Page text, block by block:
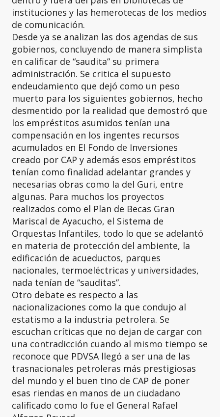
instituciones y las hemerotecas de los medios
de comunicación.
Desde ya se analizan las dos agendas de sus
gobiernos, concluyendo de manera simplista
en calificar de “saudita” su primera
administración. Se critica el supuesto
endeudamiento que dejó como un peso
muerto para los siguientes gobiernos, hecho
desmentido por la realidad que demostró que
los empréstitos asumidos tenían una
compensación en los ingentes recursos
acumulados en El Fondo de Inversiones
creado por CAP y además esos empréstitos
tenían como finalidad adelantar grandes y
necesarias obras como la del Guri, entre
algunas. Para muchos los proyectos
realizados como el Plan de Becas Gran
Mariscal de Ayacucho, el Sistema de
Orquestas Infantiles, todo lo que se adelantó
en materia de protección del ambiente, la
edificación de acueductos, parques
nacionales, termoeléctricas y universidades,
nada tenían de “sauditas”.
Otro debate es respecto a las
nacionalizaciones como la que condujo al
estatismo a la industria petrolera. Se
escuchan críticas que no dejan de cargar con
una contradicción cuando al mismo tiempo se
reconoce que PDVSA llegó a ser una de las
trasnacionales petroleras más prestigiosas
del mundo y el buen tino de CAP de poner
esas riendas en manos de un ciudadano
calificado como lo fue el General Rafael